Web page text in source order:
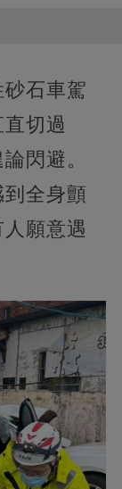
石車駕
切過
閃避。
全身顫
願意遇